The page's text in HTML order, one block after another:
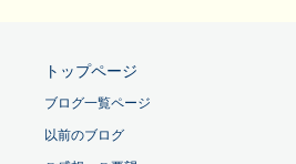
トップページ
ブログ一覧ページ
以前のブログ